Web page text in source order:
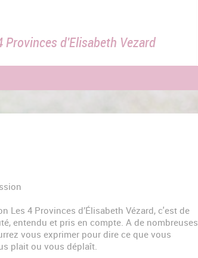
Provinces d'Elisabeth Vezard
Les 4 Provinces d’Élisabeth Vézard, c'est de
entendu et pris en compte. A de nombreuses
vous exprimer pour dire ce que vous
plait ou vous déplaît.